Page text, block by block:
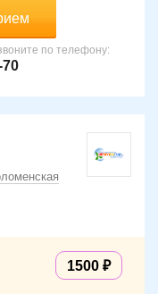
по телефону:
70
1500